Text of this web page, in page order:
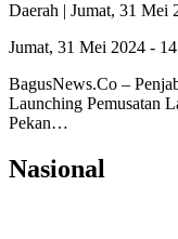
Daerah | Jumat, 31 Mei
Jumat, 31 Mei 2024 -
BagusNews.Co –
Launching Pemusatan
Pekan…
Nasional